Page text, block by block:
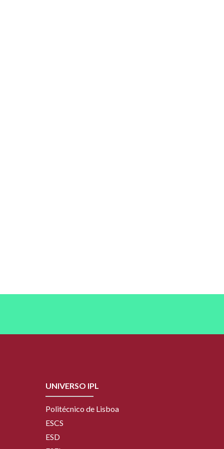
UNIVERSO IPL
Politécnico de Lisboa
ESCS
ESD